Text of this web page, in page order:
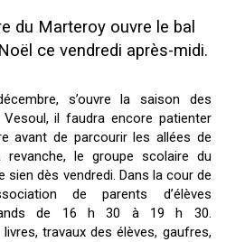
du Marteroy ouvre le bal
ce vendredi après-midi.
s’ouvre la saison des
il faudra encore patienter
avant de parcourir les allées de
revanche, le groupe scolaire du
sien dès vendredi. Dans la cour de
de parents d’élèves
de 16 h 30 à 19 h 30.
travaux des élèves, gaufres,